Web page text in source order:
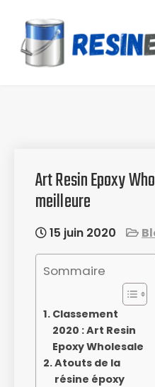
content
Art Resin Epoxy
meilleure
15 juin 2020
Sommaire
Classement
2020 : Art Resin
Epoxy Wholesale
Atouts de la
résine époxy